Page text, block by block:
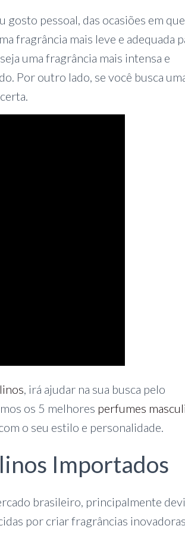
gosto pessoal, das ocasiões em que
fragrância mais leve e adequada
uma fragrância mais intensa e
Por outro lado, se você busca
, irá ajudar na sua busca pelo
os 5 melhores perfumes
o seu estilo e personalidade.
Importados
brasileiro, principalmente
por criar fragrâncias